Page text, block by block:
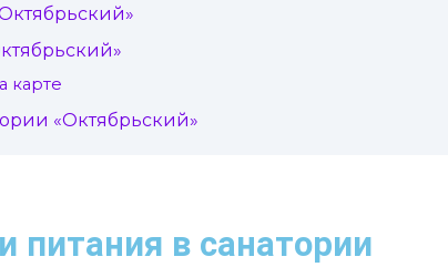
карте
«Октябрьский»
питания в санатории